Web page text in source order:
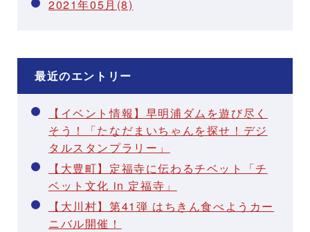
2021年05月(8)
最近のエントリー
【イベント情報】早明浦ダムを遊び尽く
そう！「たなだまいちゃんを探せ！デジ
タルスタンプラリー」
【大豊町】定福寺に伝わるチベット「チ
ベット文化 in 定福寺」
【大川村】第41弾 はちきん食べようカー
ニバル開催！